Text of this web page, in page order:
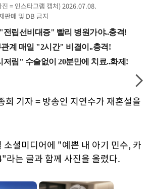
= 인스타그램 캡처) 2026.07.08.
판매 및 DB 금지
희 기자 = 방송인 지연수가 재혼설을
소셜미디어에 "예쁜 내 아기 민수, 카
라는 글과 함께 사진을 올렸다.